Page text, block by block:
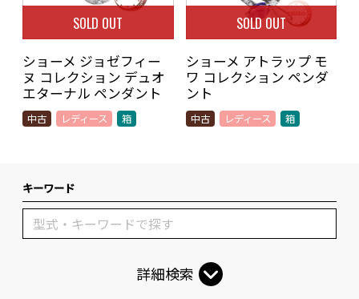
SOLD OUT
ショーメ ジョゼフィー
ヌ コレクション デュオ
エターナル ペンダント
中古 レディース 箱
SOLD OUT
ショーメ アトラップ モ
ワ コレクション ペンダ
ント
中古 レディース 箱
キーワード
詳細検索